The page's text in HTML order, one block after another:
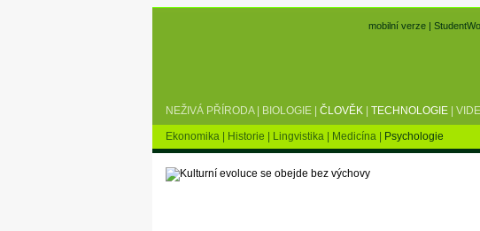
mobilní verze |
NEŽIVÁ PŘÍRODA| BIOLOGIE | ČLOVĚK | TECHNOLOGIE |
Ekonomika | Historie | Lingvistika | Medicína | Psychologie